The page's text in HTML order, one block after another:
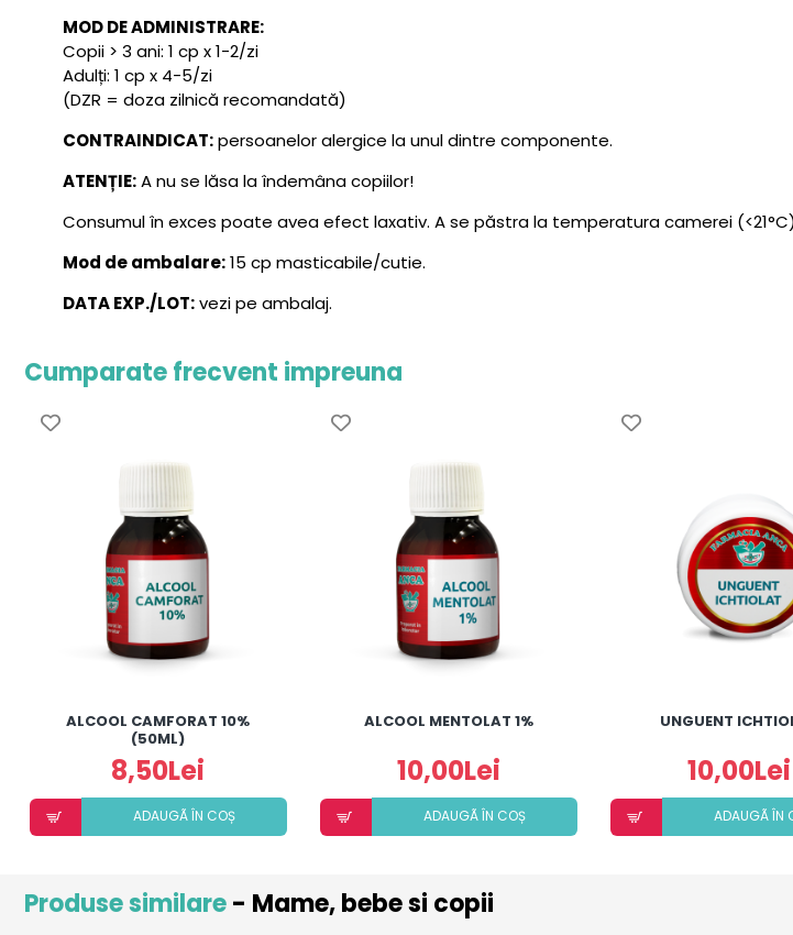
MOD DE ADMINISTRARE:
Copii > 3 ani: 1 cp x 1-2/zi
Adulți: 1 cp x 4-5/zi
(DZR = doza zilnică recomandată)
CONTRAINDICAT:persoanelor alergice la unul dintre componente.
ATENȚIE:A nu se lăsa la îndemâna copiilor!
Consumul în exces poate avea efect laxativ. A se păstra la temperatura camerei
Mod de ambalare:15 cp masticabile/cutie.
DATA EXP./LOT:vezi pe ambalaj.
Cumparate frecvent impreuna
ALCOOL CAMFORAT 10%
(50ML)
8,50Lei
ADAUGÃ ÎN COȘ
ALCOOL MENTOLAT 1%
10,00Lei
ADAUGÃ ÎN COȘ
UNGUENT
10,00Lei
ADAUGÃ ÎN
Produse similare- Mame, bebe si copii